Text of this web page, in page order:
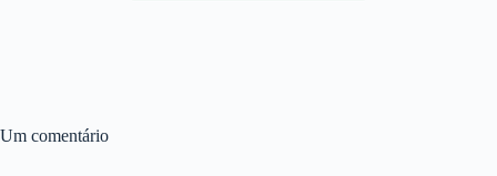
Um comentário